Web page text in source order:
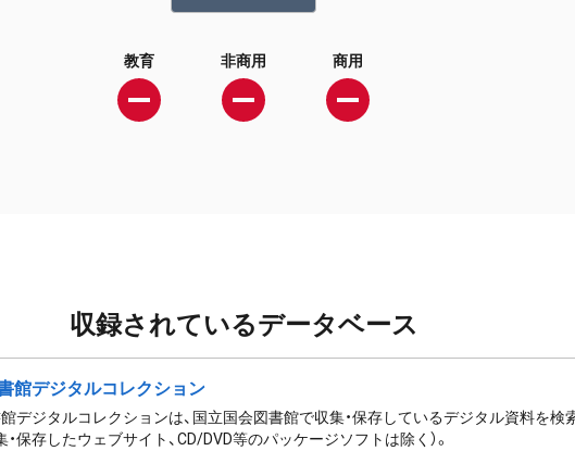
教育 非商用 商用
収録されているデータベース
館デジタルコレクション
デジタルコレクションは、国立国会図書館で収集・保存しているデジタル資料を検
・保存したウェブサイト、CD/DVD等のパッケージソフトは除く）。